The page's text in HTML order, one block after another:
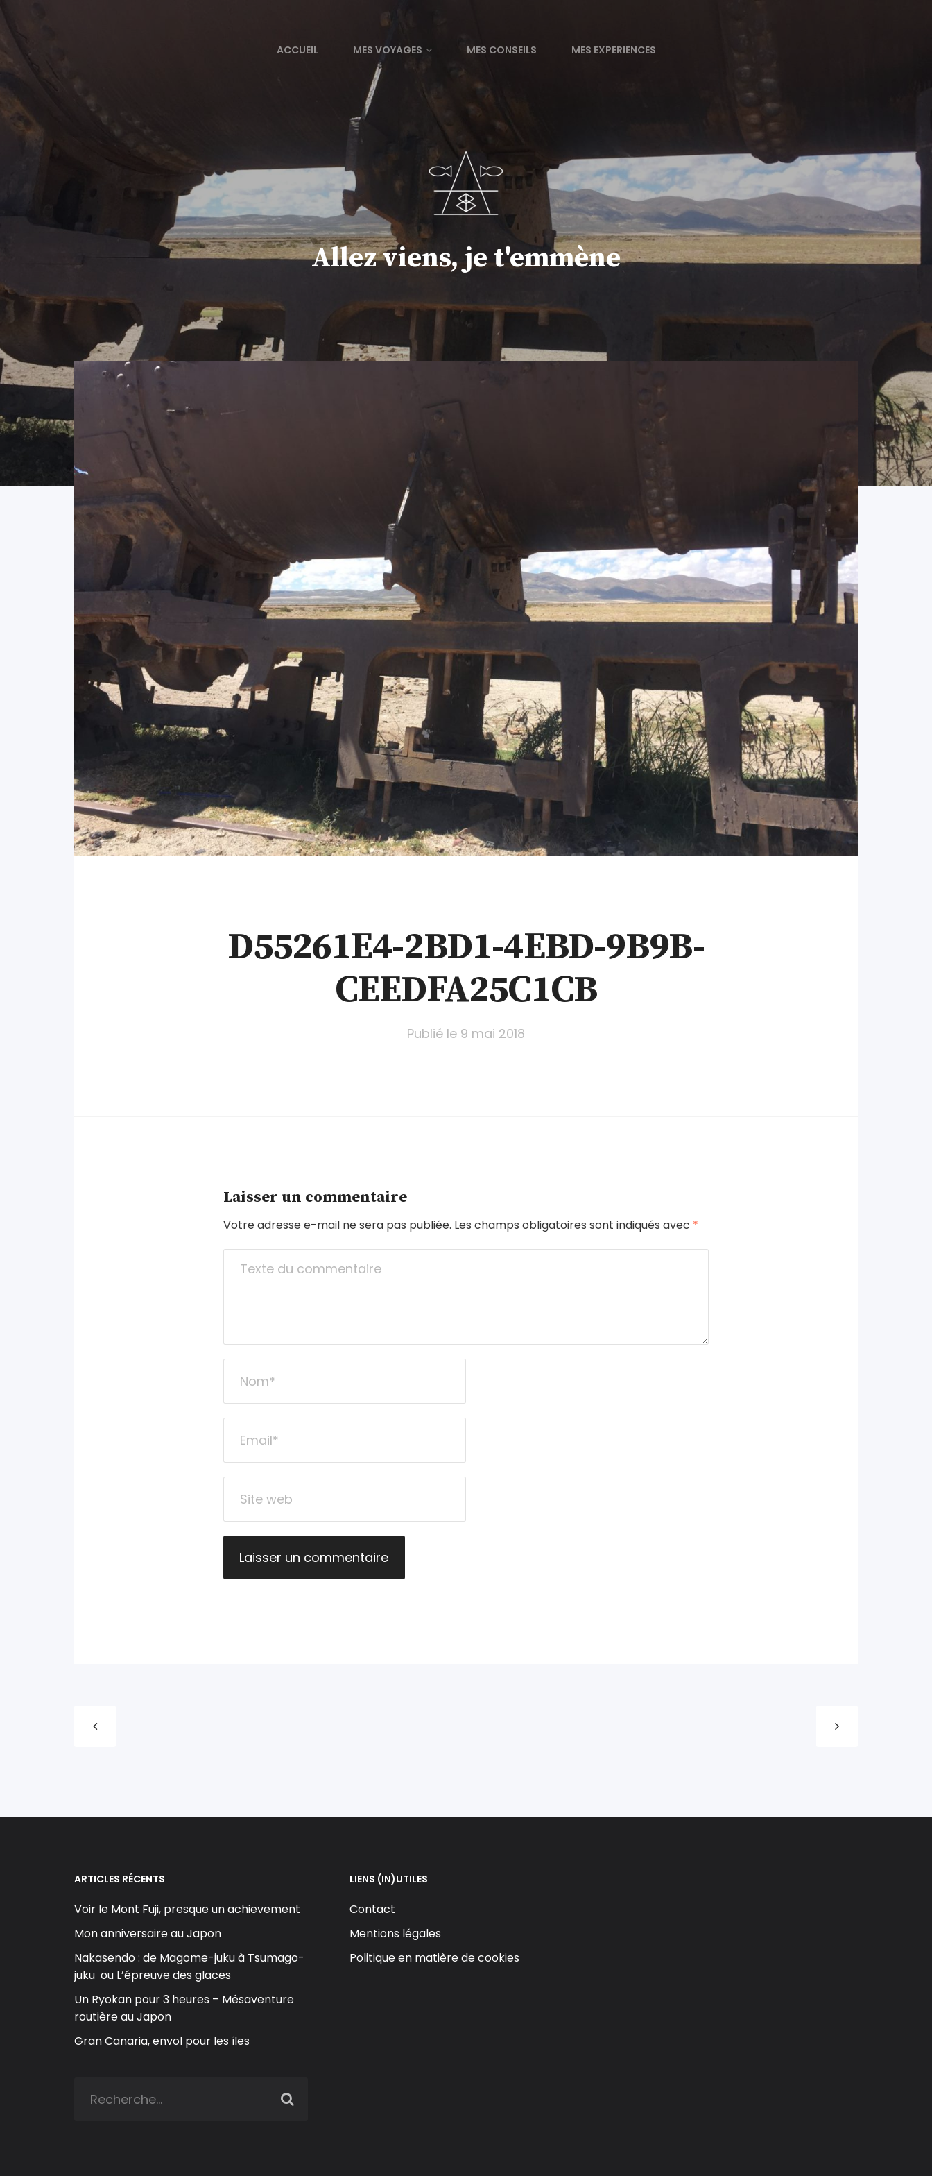
ACCUEIL MES VOYAGES MES CONSEILS MES EXPERIENCES
Allez viens, je t'emmène
D55261E4-2BD1-4EBD-9B9B-
CEEDFA25C1CB
Publié le 9 mai 2018
Laisser un commentaire
Votre adresse e-mail ne sera pas publiée. Les champs obligatoires sont indiqués avec *
ARTICLES RÉCENTS
Voir le Mont Fuji, presque un achievement
Mon anniversaire au Japon
Nakasendo : de Magome-juku à Tsumago-
juku ou L’épreuve des glaces
Un Ryokan pour 3 heures – Mésaventure
routière au Japon
Gran Canaria, envol pour les îles
LIENS (IN)UTILES
Contact
Mentions légales
Politique en matière de cookies